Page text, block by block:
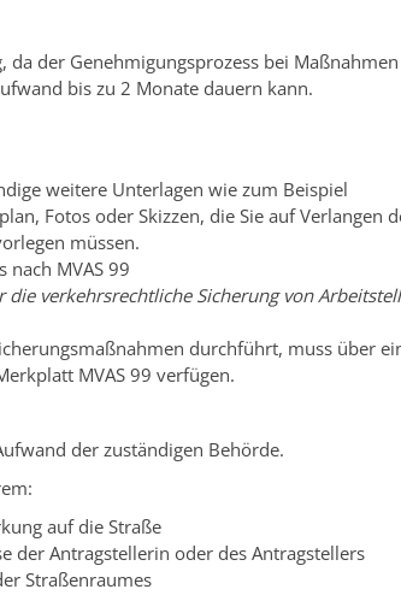
da der Genehmigungsprozess bei
bis zu 2 Monate dauern kann.
weitere Unterlagen wie zum Beispiel
Fotos oder Skizzen, die Sie auf Verlangen
müssen.
nach MVAS 99
die verkehrsrechtliche Sicherung von
durchführt, muss über
MVAS 99 verfügen.
der zuständigen Behörde.
auf die Straße
der Antragstellerin oder des Antragstellers
Straßenraumes